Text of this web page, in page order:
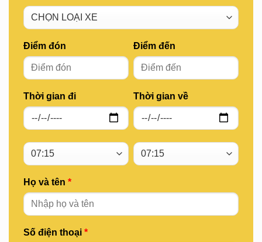
Điểm đón
Thời gian đi
Điểm đến
Thời gian về
Họ và tên *
Số điện thoại *